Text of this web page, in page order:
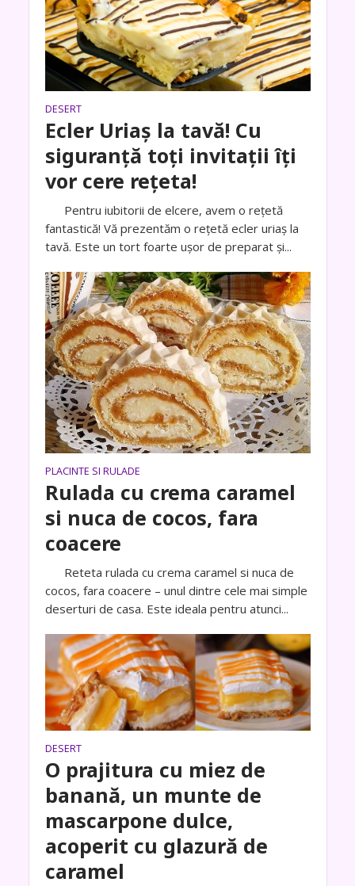
DESERT
Ecler Uriaș la tavă! Cu
siguranță toți invitații îți
vor cere rețeta!
Pentru iubitorii de elcere, avem o rețetă
fantastică! Vă prezentăm o rețetă ecler uriaș la
tavă. Este un tort foarte ușor de preparat și...
PLACINTE SI RULADE
Rulada cu crema caramel
si nuca de cocos, fara
coacere
Reteta rulada cu crema caramel si nuca de
cocos, fara coacere – unul dintre cele mai simple
deserturi de casa. Este ideala pentru atunci...
DESERT
O prajitura cu miez de
banană, un munte de
mascarpone dulce,
acoperit cu glazură de
caramel